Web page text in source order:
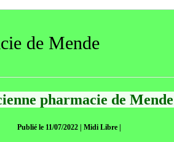
de Mende
pharmacie de Mende
Publié le 11/07/2022 | Midi Libre |